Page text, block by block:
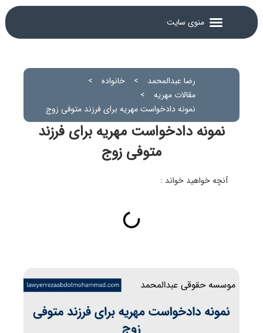
رضا عبدالمحمد > خانواده
>
مقالات مهریه
>
نمونه دادخواست مهریه برای فرزند متوفی زوج
نمونه دادخواست مهریه برای فرزند
متوفی زوج
آنچه خواهید خواند :